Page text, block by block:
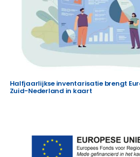
Halfjaarlijkse inventarisatie brengt
Zuid-Nederland in kaart